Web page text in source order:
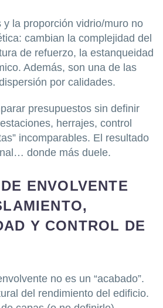
y la proporción vidrio/muro no
cambian la complejidad del
de refuerzo, la estanqueidad
Además, son una de las
por calidades.
presupuestos sin definir
herrajes, control
incomparables. El resultado
donde más duele.
ENVOLVENTE
Y CONTROL DE
no es un “acabado”.
del rendimiento del edificio.